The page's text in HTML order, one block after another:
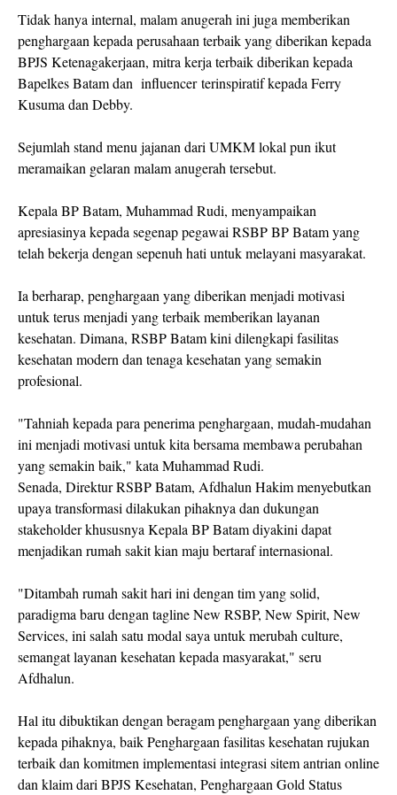
Tidak hanya internal, malam anugerah ini juga memberikan
penghargaan kepada perusahaan terbaik yang diberikan kepada
BPJS Ketenagakerjaan, mitra kerja terbaik diberikan kepada
Bapelkes Batam dan influencer terinspiratif kepada Ferry
Kusuma dan Debby.
Sejumlah stand menu jajanan dari UMKM lokal pun ikut
meramaikan gelaran malam anugerah tersebut.
Kepala BP Batam, Muhammad Rudi, menyampaikan
apresiasinya kepada segenap pegawai RSBP BP Batam yang
telah bekerja dengan sepenuh hati untuk melayani masyarakat.
Ia berharap, penghargaan yang diberikan menjadi motivasi
untuk terus menjadi yang terbaik memberikan layanan
kesehatan. Dimana, RSBP Batam kini dilengkapi fasilitas
kesehatan modern dan tenaga kesehatan yang semakin
profesional.
"Tahniah kepada para penerima penghargaan, mudah-mudahan
ini menjadi motivasi untuk kita bersama membawa perubahan
yang semakin baik," kata Muhammad Rudi.
Senada, Direktur RSBP Batam, Afdhalun Hakim menyebutkan
upaya transformasi dilakukan pihaknya dan dukungan
stakeholder khususnya Kepala BP Batam diyakini dapat
menjadikan rumah sakit kian maju bertaraf internasional.
"Ditambah rumah sakit hari ini dengan tim yang solid,
paradigma baru dengan tagline New RSBP, New Spirit, New
Services, ini salah satu modal saya untuk merubah culture,
semangat layanan kesehatan kepada masyarakat," seru
Afdhalun.
Hal itu dibuktikan dengan beragam penghargaan yang diberikan
kepada pihaknya, baik Penghargaan fasilitas kesehatan rujukan
terbaik dan komitmen implementasi integrasi sitem antrian online
dan klaim dari BPJS Kesehatan, Penghargaan Gold Status